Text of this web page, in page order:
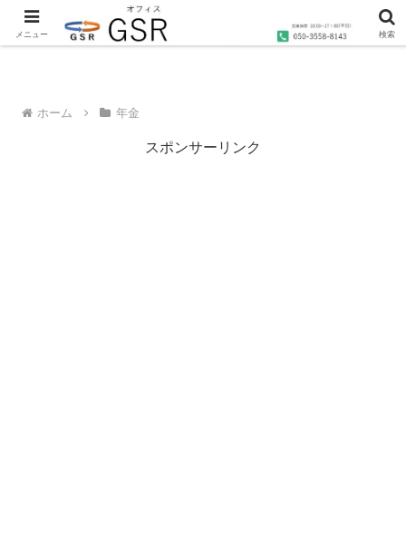
沖縄の社労士・行政書士・1級FP技能士によるコンサルティングならオフィス
ホーム 年金
スポンサーリンク
メニュー 検索